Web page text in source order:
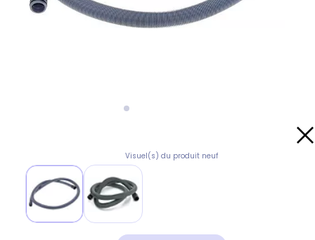
Visuel(s) du produit neuf